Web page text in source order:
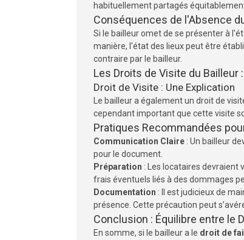
habituellement partagés
Conséquences de l'Absence
Si le bailleur omet de se présenter à
manière, l'état des lieux peut être
contraire par le bailleur.
Les Droits de Visite du Bailleur :
Droit de Visite : Une Explication
Le bailleur a également un droit de
cependant important que cette visite
Pratiques Recommandées
Communication Claire : Un bailleur
pour le document.
Préparation : Les locataires devraient
frais éventuels liés à des dommages
Documentation : Il est judicieux de
présence. Cette précaution peut
Conclusion : Équilibre entre le
En somme, si le bailleur a le droit de